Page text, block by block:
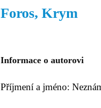
Foros, Krym
Informace o autorovi
Příjmení a jméno: